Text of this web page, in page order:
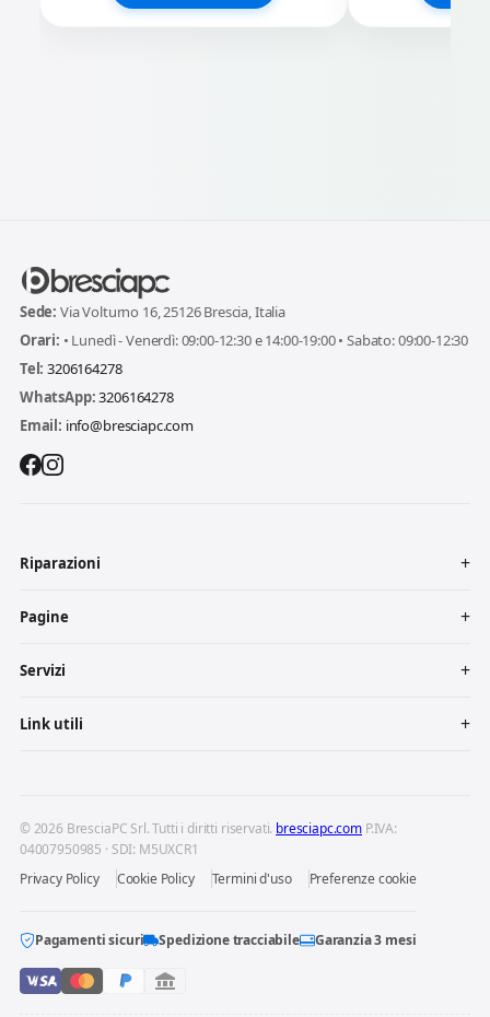
Sede: Via Volturno 16, 25126 Brescia, Italia
Orari: • Lunedì - Venerdì: 09:00-12:30 e 14:00-19:00 • Sabato: 09:00-12:30
Tel: 3206164278
WhatsApp:3206164278
Email: info@bresciapc.com
Riparazioni
Pagine
Servizi
Link utili
© 2026 BresciaPC Srl. Tutti i diritti riservati. bresciapc.com P.IVA:
04007950985 · SDI: M5UXCR1
Privacy Policy
Cookie Policy Termini d'uso Preferenze cookie
Pagamenti sicuri Spedizione tracciabile Garanzia 3 mesi